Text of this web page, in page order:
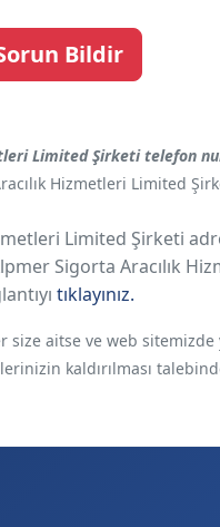
Bildir
Limited Şirketi telefon
Hizmetleri Limited
Limited Şirketi
Sigorta Aracılık
tıklayınız.
size aitse ve web
kaldırılması